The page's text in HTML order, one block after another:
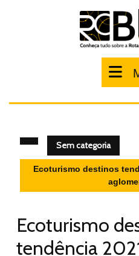
Sem categoria
Ecoturismo destinos
Ecoturismo
tendência